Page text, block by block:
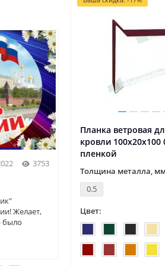
3753
Желает,
было
9 Мая - День Победы!
прекрасным
трогательным
великим и ..
Планка ветровая
кровли 100х20х100
пленкой
Толщина металла,
0.5
Цвет: